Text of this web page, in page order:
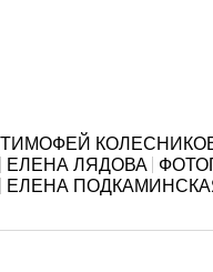
ТИМОФЕЙ
ЕЛЕНА ЛЯДОВА
ЕЛЕНА